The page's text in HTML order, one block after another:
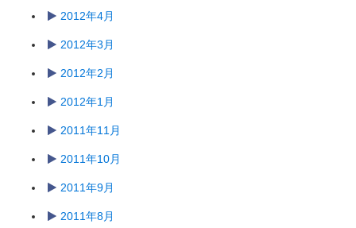
2012年4月
2012年3月
2012年2月
2012年1月
2011年11月
2011年10月
2011年9月
2011年8月